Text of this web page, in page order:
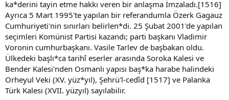
ka*derini tayin etme hakkı veren bir anlaşma İmzaladı.[1516]
Ayrıca 5 Mart 1995'te yapılan bir referandumla Özerk Gagauz
Cumhuriyeti'nin sınırları belirlen*di. 25 Şubat 2001'de yapılan
seçimleri Komünist Partisi kazandı; parti başkanı Vladimir
Voronin cumhurbaşkanı. Vasile Tarlev de başbakan oldu.
Ülkedeki başlı*ca tarihî eserler arasında Soroka Kalesi ve
Bender Kalesi'nden Osmanlı yapısı baş*ka harabe halindeki
Orheyul Veki (XV. yüz*yıl), Şehrü'l-cedîd [1517] ve Palanka
Türk Kalesi (XVII. yüzyıl) sayılabilir.